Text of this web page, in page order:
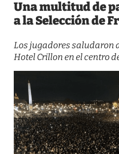
Una multitud de
a la Selección de
Los jugadores saludaron
Hotel Crillon en el centro